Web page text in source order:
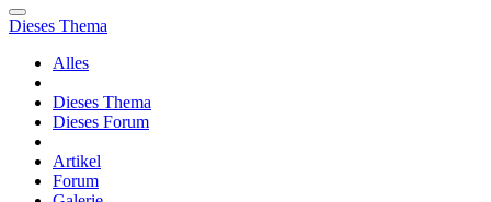
Dieses Thema
Alles
Dieses Thema
Dieses Forum
Artikel
Forum